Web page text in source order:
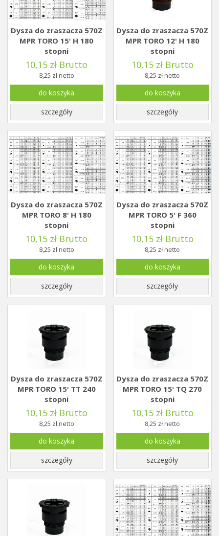
Dysza do zraszacza 570Z
MPR TORO 15' H 180
stopni
10,15 zł Brutto
8,25 zł netto
do koszyka
szczegóły
Dysza do zraszacza 570Z
MPR TORO 12' H 180
stopni
10,15 zł Brutto
8,25 zł netto
do koszyka
szczegóły
Dysza do zraszacza 570Z
MPR TORO 8' H 180
stopni
10,15 zł Brutto
8,25 zł netto
do koszyka
szczegóły
Dysza do zraszacza 570Z
MPR TORO 5' F 360
stopni
10,15 zł Brutto
8,25 zł netto
do koszyka
szczegóły
Dysza do zraszacza 570Z
MPR TORO 15' TT 240
stopni
10,15 zł Brutto
8,25 zł netto
do koszyka
szczegóły
Dysza do zraszacza 570Z
MPR TORO 15' TQ 270
stopni
10,15 zł Brutto
8,25 zł netto
do koszyka
szczegóły